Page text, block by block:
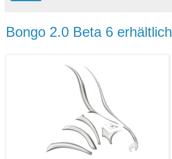
Bongo 2.0 Beta 6 erhältlich